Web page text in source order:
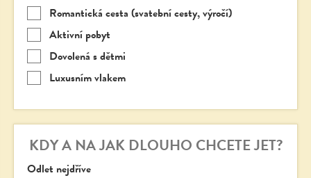
Romantická cesta (svatební cesty, výročí)
Aktivní pobyt
Dovolená s dětmi
Luxusním vlakem
KDY A NA JAK DLOUHO CHCETE JET?
Odlet nejdříve